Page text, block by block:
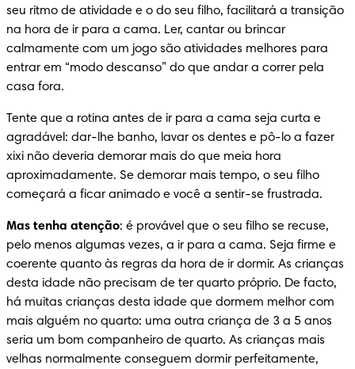
seu ritmo de atividade e o do seu filho, facilitará a transição
na hora de ir para a cama. Ler, cantar ou brincar
calmamente com um jogo são atividades melhores para
entrar em “modo descanso” do que andar a correr pela
casa fora.
Tente que a rotina antes de ir para a cama seja curta e
agradável: dar-lhe banho, lavar os dentes e pô-lo a fazer
xixi não deveria demorar mais do que meia hora
aproximadamente. Se demorar mais tempo, o seu filho
começará a ficar animado e você a sentir-se frustrada.
Mas tenha atenção: é provável que o seu filho se recuse,
pelo menos algumas vezes, a ir para a cama. Seja firme e
coerente quanto às regras da hora de ir dormir. As crianças
desta idade não precisam de ter quarto próprio. De facto,
há muitas crianças desta idade que dormem melhor com
mais alguém no quarto: uma outra criança de 3 a 5 anos
seria um bom companheiro de quarto. As crianças mais
velhas normalmente conseguem dormir perfeitamente,